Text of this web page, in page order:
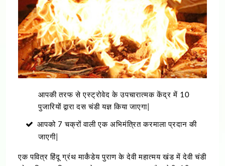
आपकी तरफ से एस्ट्रोवेद के उपचारात्मक केंद्र में 10
पुजारियों द्वारा दस चंडी यज्ञ किया जाएगा|
आपको 7 चक्रों वाली एक अभिमंत्रित करमाला प्रदान की
जाएगी|
एक पवित्र हिंदू ग्रंथ मार्कंडेय पुराण के देवी महात्मय खंड में देवी चंडी